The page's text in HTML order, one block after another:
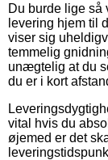
Du burde lige så
levering hjem til
viser sig
temmelig
unægtelig at du
du er i kort
vital hvis du
øjemed er det